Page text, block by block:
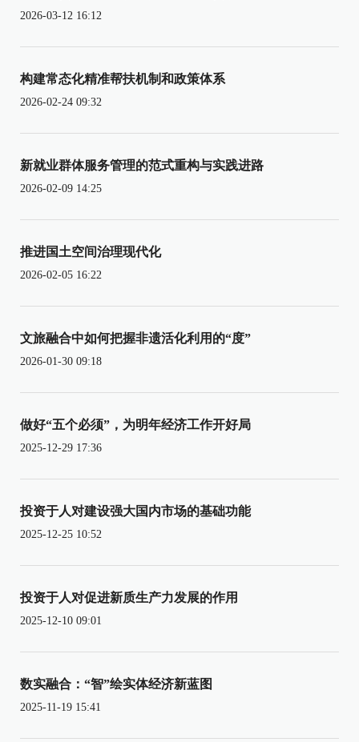
2026-03-12 16:12
构建常态化精准帮扶机制和政策体系
2026-02-24 09:32
新就业群体服务管理的范式重构与实践进路
2026-02-09 14:25
推进国土空间治理现代化
2026-02-05 16:22
文旅融合中如何把握非遗活化利用的“度”
2026-01-30 09:18
做好“五个必须”，为明年经济工作开好局
2025-12-29 17:36
投资于人对建设强大国内市场的基础功能
2025-12-25 10:52
投资于人对促进新质生产力发展的作用
2025-12-10 09:01
数实融合：“智”绘实体经济新蓝图
2025-11-19 15:41